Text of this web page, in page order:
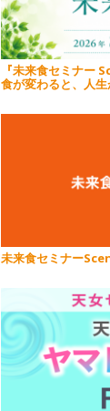
『未来食セミナー
食が変わると、人生
未来食セミナー